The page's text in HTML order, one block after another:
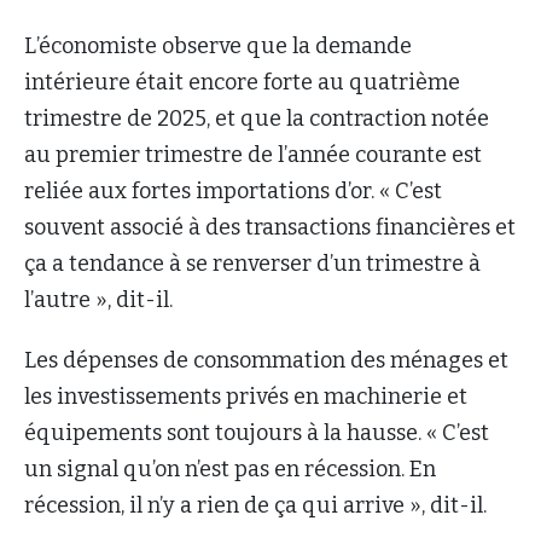
L’économiste observe que la demande
intérieure était encore forte au quatrième
trimestre de 2025, et que la contraction notée
au premier trimestre de l’année courante est
reliée aux fortes importations d’or. « C’est
souvent associé à des transactions financières et
ça a tendance à se renverser d’un trimestre à
l’autre », dit-il.
Les dépenses de consommation des ménages et
les investissements privés en machinerie et
équipements sont toujours à la hausse. « C’est
un signal qu’on n’est pas en récession. En
récession, il n’y a rien de ça qui arrive », dit-il.